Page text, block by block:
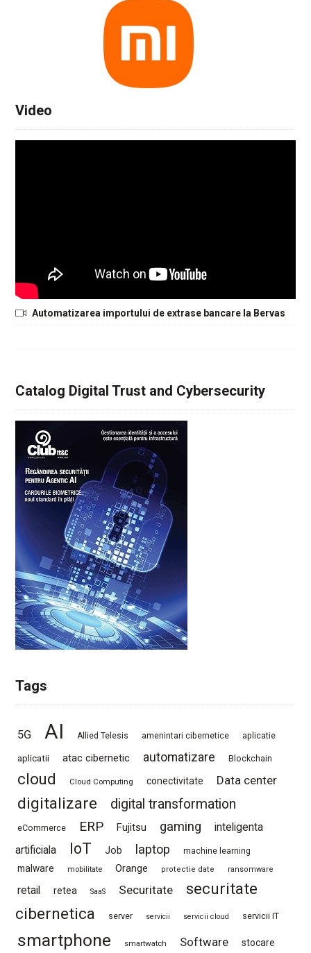
Video
Automatizarea importului de extrase bancare la Bervas
Catalog Digital Trust and Cybersecurity
Tags
5G AI Allied Telesis amenintari cibernetice aplicatie
aplicatii atac cibernetic automatizare Blockchain
cloud Cloud Computing conectivitate Data center
digitalizare digital transformation
eCommerce ERP Fujitsu gaming
inteligenta
artificiala
IoT Job laptop machine learning
malware mobilitate Orange protectie date ransomware
retail retea SaaS Securitate
securitate
cibernetica
server servicii servicii cloud servicii IT
smartphone smartwatch Software stocare